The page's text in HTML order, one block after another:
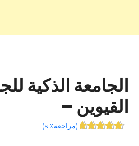
الجامعة الذكية
القيوين –
(مراجعة٪ s )